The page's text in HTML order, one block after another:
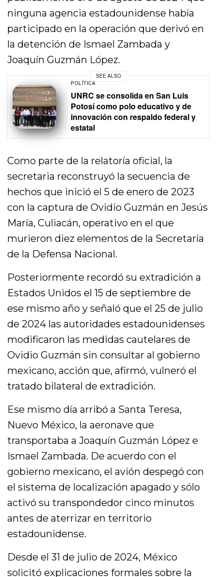
ninguna agencia estadounidense había
participado en la operación que derivó en
la detención de Ismael Zambada y
Joaquín Guzmán López.
SEE ALSO
POLÍTICA
UNRC se consolida en San Luis
Potosí como polo educativo y de
innovación con respaldo federal y
estatal
Como parte de la relatoría oficial, la
secretaria reconstruyó la secuencia de
hechos que inició el 5 de enero de 2023
con la captura de Ovidio Guzmán en Jesús
María, Culiacán, operativo en el que
murieron diez elementos de la Secretaría
de la Defensa Nacional.
Posteriormente recordó su extradición a
Estados Unidos el 15 de septiembre de
ese mismo año y señaló que el 25 de julio
de 2024 las autoridades estadounidenses
modificaron las medidas cautelares de
Ovidio Guzmán sin consultar al gobierno
mexicano, acción que, afirmó, vulneró el
tratado bilateral de extradición.
Ese mismo día arribó a Santa Teresa,
Nuevo México, la aeronave que
transportaba a Joaquín Guzmán López e
Ismael Zambada. De acuerdo con el
gobierno mexicano, el avión despegó con
el sistema de localización apagado y sólo
activó su transpondedor cinco minutos
antes de aterrizar en territorio
estadounidense.
Desde el 31 de julio de 2024, México
solicitó explicaciones formales sobre la